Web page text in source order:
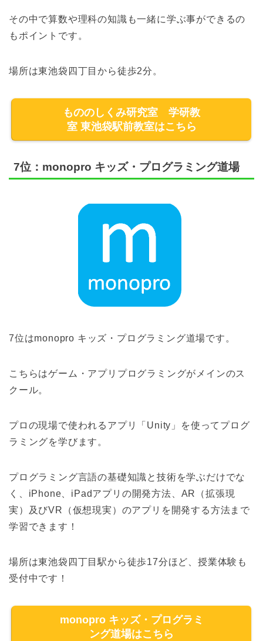
その中で算数や理科の知識も一緒に学ぶ事ができるの
もポイントです。
場所は東池袋四丁目から徒歩2分。
もののしくみ研究室 学研教
室 東池袋駅前教室はこちら
7位：monopro キッズ・プログラミング道場
7位はmonopro キッズ・プログラミング道場です。
こちらはゲーム・アプリプログラミングがメインのス
クール。
プロの現場で使われるアプリ「Unity」を使ってプログ
ラミングを学びます。
プログラミング言語の基礎知識と技術を学ぶだけでな
く、iPhone、iPadアプリの開発方法、AR（拡張現
実）及びVR（仮想現実）のアプリを開発する方法まで
学習できます！
場所は東池袋四丁目駅から徒歩17分ほど、授業体験も
受付中です！
monopro キッズ・プログラミ
ング道場はこちら